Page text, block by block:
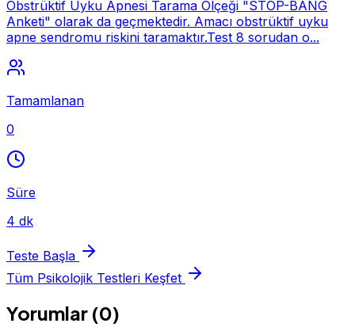
Obstrüktif Uyku Apnesi Tarama Ölçeği "STOP-BANG
Anketi" olarak da geçmektedir. Amacı obstrüktif uyku
apne sendromu riskini taramaktır.Test 8 sorudan o...
Tamamlanan
0
Süre
4 dk
Teste Başla
Tüm Psikolojik Testleri Keşfet
Yorumlar (0)